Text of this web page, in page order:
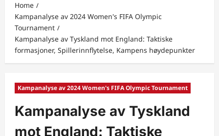
Home
Kampanalyse av 2024 Women's FIFA Olympic
Tournament
Kampanalyse av Tyskland mot England: Taktiske
formasjoner, Spillerinnflytelse, Kampens høydepunkter
Kampanalyse av 2024 Women's FIFA Olympic Tournament
Kampanalyse av Tyskland
mot England: Taktiske